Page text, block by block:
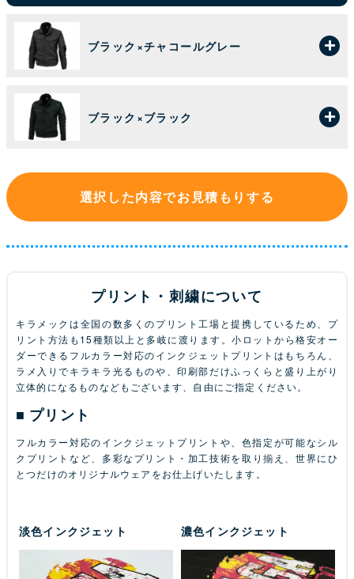
ブラック×チャコールグレー
ブラック×ブラック
選択した内容でお見積もりする
プリント・刺繍について
キラメックは全国の数多くのプリント工場と提携しているため、プ
リント方法も15種類以上と多岐に渡ります。小ロットから格安オー
ダーできるフルカラー対応のインクジェットプリントはもちろん、
ラメ入りでキラキラ光るものや、印刷部だけふっくらと盛り上がり
立体的になるものなどもございます、自由にご指定ください。
プリント
フルカラー対応のインクジェットプリントや、色指定が可能なシル
クプリントなど、多彩なプリント・加工技術を取り揃え、世界にひ
とつだけのオリジナルウェアをお仕上げいたします。
淡色インクジェット 濃色インクジェット